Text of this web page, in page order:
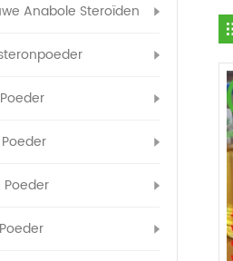
Anabole Steroïden